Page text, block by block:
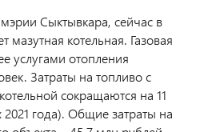
Сыктывкара, сейчас в
мазутная котельная. Газовая
услугами отопления
Затраты на топливо с
сокращаются на 11
года). Общие затраты на